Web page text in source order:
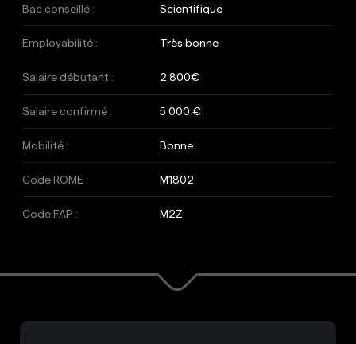
Bac conseillé : Scientifique
Employabilité : Très bonne
Salaire débutant : 2 800€
Salaire confirmé : 5 000 €
Mobilité : Bonne
Code ROME : M1802
Code FAP : M2Z